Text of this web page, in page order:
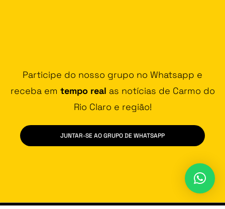
Participe do nosso grupo no Whatsapp e
receba em tempo real as notícias de Carmo do
Rio Claro e região!
JUNTAR-SE AO GRUPO DE WHATSAPP